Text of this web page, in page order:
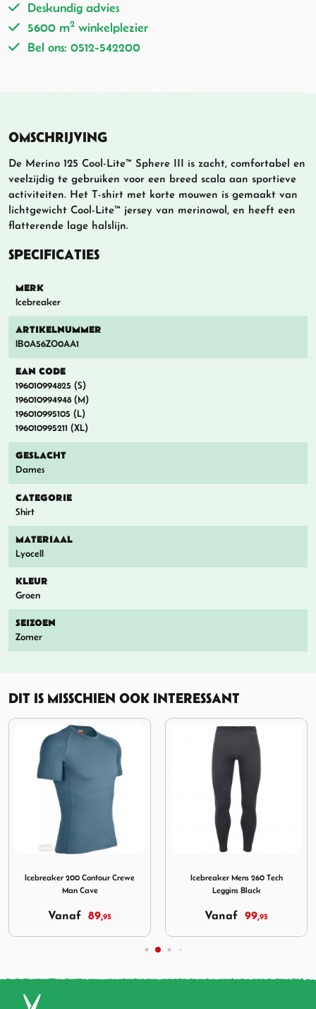
Deskundig advies
5600 m2 winkelplezier
Bel ons: 0512-542200
OMSCHRIJVING
De Merino 125 Cool-Lite™ Sphere III is zacht, comfortabel en
veelzijdig te gebruiken voor een breed scala aan sportieve
activiteiten. Het T-shirt met korte mouwen is gemaakt van
lichtgewicht Cool-Lite™ jersey van merinowol, en heeft een
flatterende lage halslijn.
SPECIFICATIES
MERK
Icebreaker
ARTIKELNUMMER
IB0A56ZO0AA1
EAN CODE
196010994825 (S)
196010994948 (M)
196010995105 (L)
196010995211 (XL)
GESLACHT
Dames
CATEGORIE
Shirt
MATERIAAL
Lyocell
KLEUR
Groen
SEIZOEN
Zomer
DIT IS MISSCHIEN OOK INTERESSANT
Icebreaker 200 Contour Crewe
Man Cave
Vanaf 89,95
Icebreaker Mens 260 Tech
Leggins Black
Vanaf 99,95